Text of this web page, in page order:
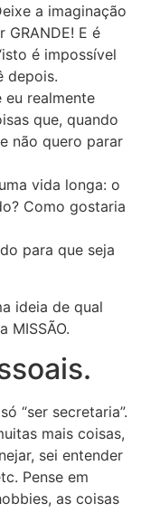
a imaginação
GRANDE! E é
é impossível
depois.
eu realmente
que, quando
não quero parar
vida longa: o
Como gostaria
para que seja
ideia de qual
MISSÃO.
“ser secretaria”.
mais coisas,
sei entender
Pense em
as coisas